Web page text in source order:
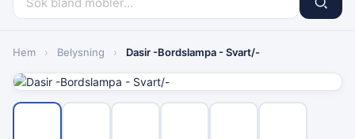
Hem › Belysning › Dasir -Bordslampa - Svart/-